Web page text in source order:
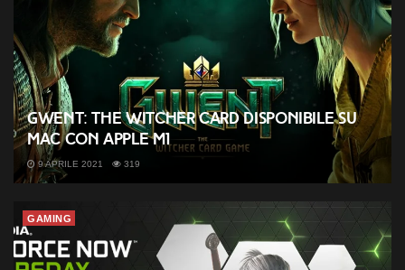
GWENT: The Witcher Card disponibile su
Mac con Apple M1
9 APRILE 2021 319
GAMING